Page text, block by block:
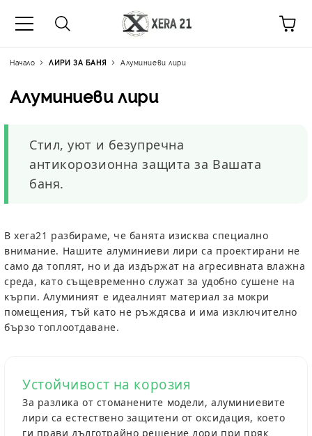
Начало ЛИРИ ЗА БАНЯ Алуминиеви лири
Алуминиеви лири
Стил, уют и безупречна
антикорозионна защита за Вашата
баня.
Вxera21 разбираме, че банята изисква специално
внимание. Нашите алуминиеви лири са проектирани не
само да топлят, но и да издържат на агресивната влажна
среда, като същевременно служат за удобно сушене на
кърпи. Алуминият е идеалният материал за мокри
помещения, тъй като не ръждясва и има изключително
бързо топлоотдаване.
Устойчивост на корозия
За разлика от стоманените модели, алуминиевите
лири са естествено защитени от оксидация, което
ги прави дълготрайно решение дори при пряк